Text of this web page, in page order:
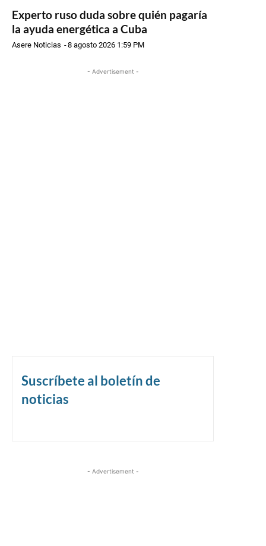
Experto ruso duda sobre quién pagaría
la ayuda energética a Cuba
Asere Noticias -8 agosto 2026 1:59 PM
- Advertisement -
Suscríbete al boletín de
noticias
- Advertisement -